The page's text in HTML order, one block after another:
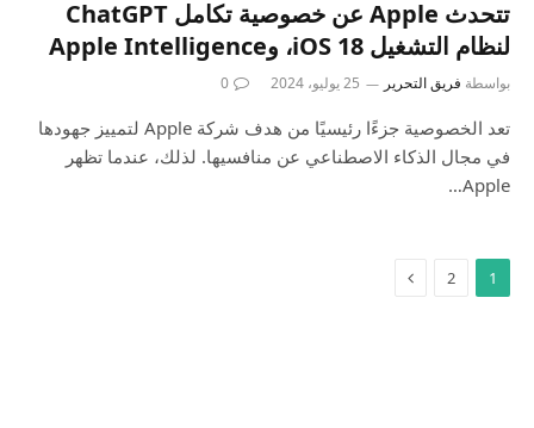
تتحدث Apple عن خصوصية تكامل ChatGPT
لنظام التشغيل iOS 18، وApple Intelligence
بواسطة فريق التحرير 25 يوليو، 2024 0
تعد الخصوصية جزءًا رئيسيًا من هدف شركة Apple لتمييز جهودها
في مجال الذكاء الاصطناعي عن منافسيها. لذلك، عندما تظهر
Apple…
1
2